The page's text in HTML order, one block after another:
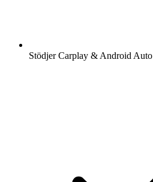
Stödjer Carplay & Android Auto